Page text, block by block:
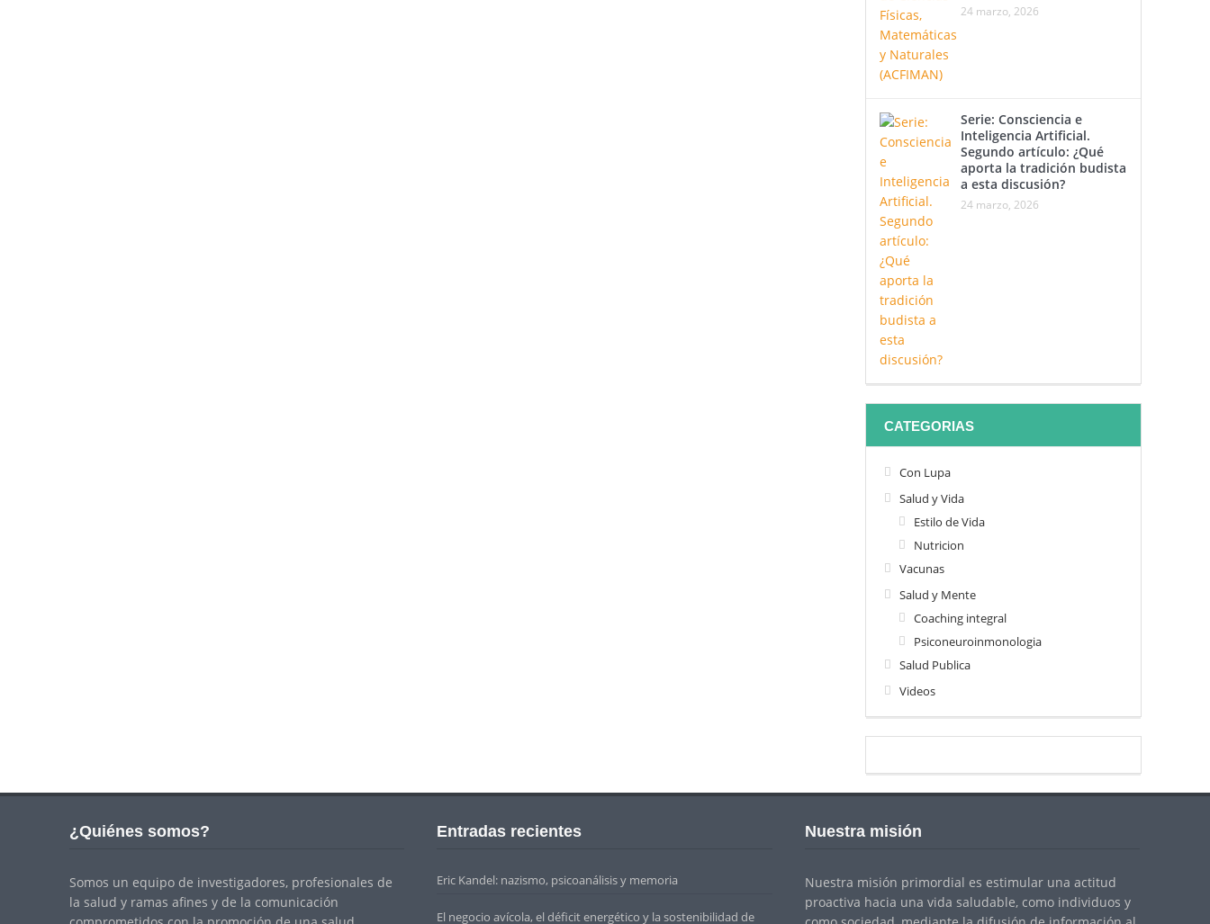
24 marzo, 2026
Serie: Consciencia e
Inteligencia Artificial.
Segundo artículo: ¿Qué
aporta la tradición budista
a esta discusión?
24 marzo, 2026
CATEGORIAS
Con Lupa
Salud y Vida
Estilo de Vida
Nutricion
Vacunas
Salud y Mente
Coaching integral
Psiconeuroinmonologia
Salud Publica
Videos
¿Quiénes somos?
Somos un equipo de investigadores, profesionales de
la salud y ramas afines y de la comunicación
Entradas recientes
Eric Kandel: nazismo, psicoanálisis y memoria
El negocio avícola, el déficit energético y la sostenibilidad de
Nuestra misión
Nuestra misión primordial es estimular una actitud
proactiva hacia una vida saludable, como individuos y